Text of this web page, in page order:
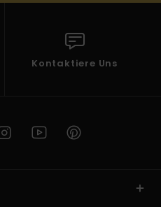
Kontaktiere Uns